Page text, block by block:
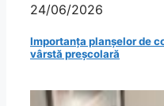
24/06/2026
Importanța planșelor de
vârstă preșcolară